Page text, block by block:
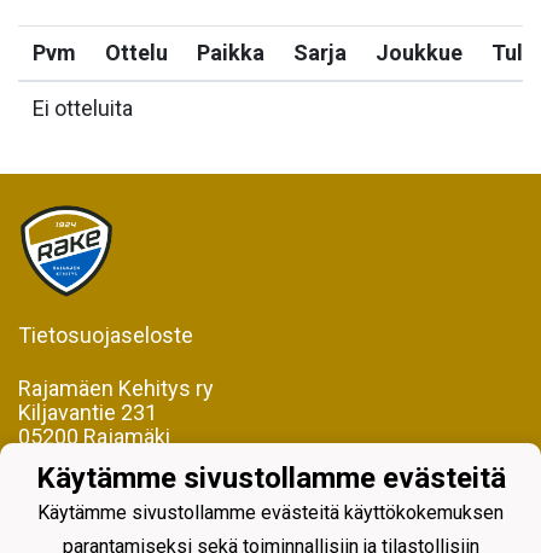
Pvm Ottelu Paikka Sarja Joukkue
Ei otteluita
Tietosuojaseloste
Rajamäen Kehitys ry
Kiljavantie 231
05200 Rajamäki
Y-tunnus 0598128-2
Käytämme sivustollamme evästeitä
Käytämme sivustollamme evästeitä käyttökokemuksen
parantamiseksi sekä toiminnallisiin ja tilastollisiin